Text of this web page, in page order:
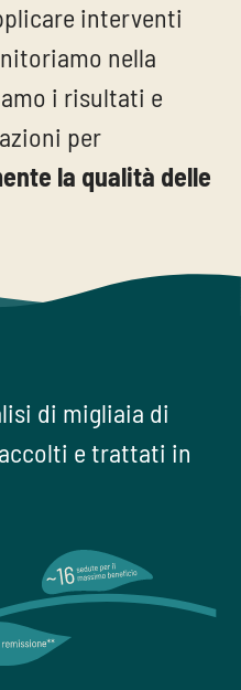
interventi
nella
i risultati e
per
la qualità delle
di migliaia di
e trattati in